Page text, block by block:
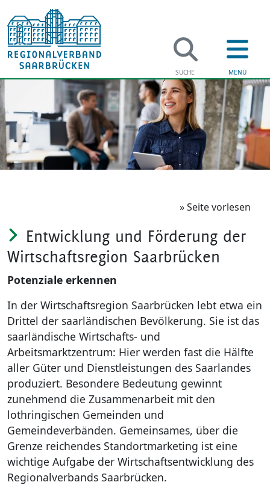
» Seite vorlesen
Entwicklung und Förderung der
Wirtschaftsregion Saarbrücken
Potenziale erkennen
In der Wirtschaftsregion Saarbrücken lebt etwa ein
Drittel der saarländischen Bevölkerung. Sie ist das
saarländische Wirtschafts- und
Arbeitsmarktzentrum: Hier werden fast die Hälfte
aller Güter und Dienstleistungen des Saarlandes
produziert. Besondere Bedeutung gewinnt
zunehmend die Zusammenarbeit mit den
lothringischen Gemeinden und
Gemeindeverbänden. Gemeinsames, über die
Grenze reichendes Standortmarketing ist eine
wichtige Aufgabe der Wirtschaftsentwicklung des
Regionalverbands Saarbrücken.
Soziales
Jugend &
Bildung
Kultur &
Region
Bauen
Natur- &
Recht